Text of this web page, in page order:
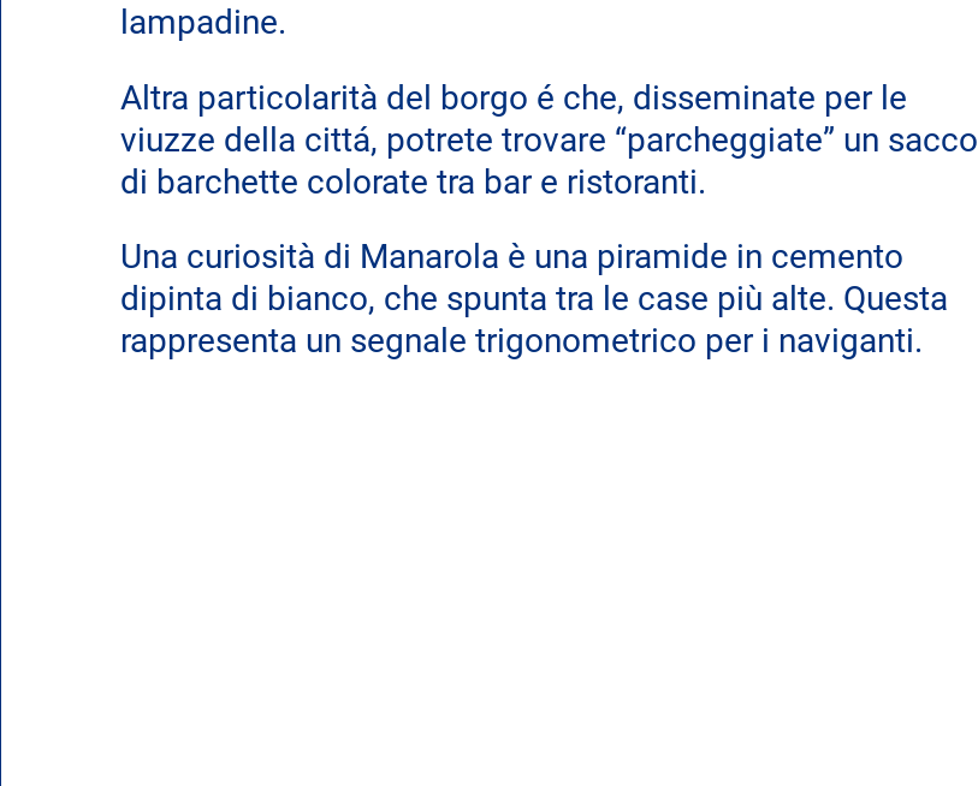
lampadine.
Altra particolarità del borgo é che, disseminate per le
viuzze della cittá, potrete trovare “parcheggiate” un sacco
di barchette colorate tra bar e ristoranti.
Una curiosità di Manarola è una piramide in cemento
dipinta di bianco, che spunta tra le case più alte. Questa
rappresenta un segnale trigonometrico per i naviganti.